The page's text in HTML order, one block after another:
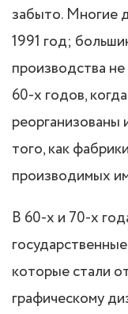
забыто. Многие
1991 год;
производства
60-х годов,
реорганизованы
того, как
производимых
В 60-х и 70-х
которые стали
графическому